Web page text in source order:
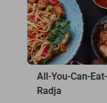
All-You-Can-
Radja